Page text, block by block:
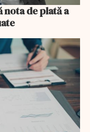
nota de plată a